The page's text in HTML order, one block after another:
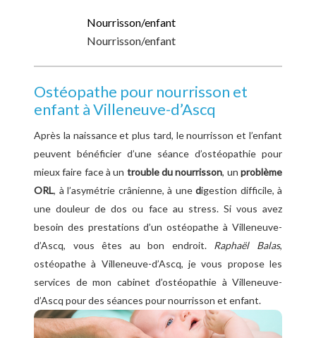
Nourrisson/enfant
Nourrisson/enfant
Ostéopathe pour nourrisson et
enfant à Villeneuve-d’Ascq
Après la naissance et plus tard, le nourrisson et l’enfant
peuvent bénéficier d’une séance d’ostéopathie pour
mieux faire face à un trouble du nourrisson, unproblème
ORL, à l’asymétrie crânienne, à une digestion difficile, à
une douleur de dos ou face au stress. Si vous avez
besoin des prestations d’un ostéopathe à Villeneuve-
d’Ascq, vous êtes au bon endroit. Raphaël Balas,
ostéopathe à Villeneuve-d’Ascq, je vous propose les
services de mon cabinet d’ostéopathie à Villeneuve-
d’Ascq pour des séances pour nourrisson et enfant.